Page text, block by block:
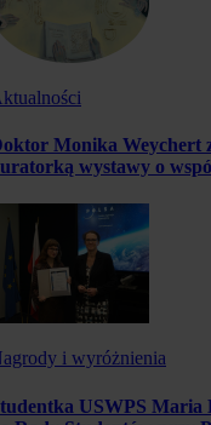
Monika Weychert
wystawy o
i wyróżnienia
USWPS Maria